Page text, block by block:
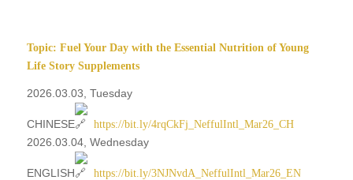
Topic: Fuel Your Day with the Essential Nutrition of Young
Life Story Supplements
2026.03.03, Tuesday
CHINESE https://bit.ly/4rqCkFj_NeffulIntl_Mar26_CH
2026.03.04, Wednesday
ENGLISH https://bit.ly/3NJNvdA_NeffulIntl_Mar26_EN